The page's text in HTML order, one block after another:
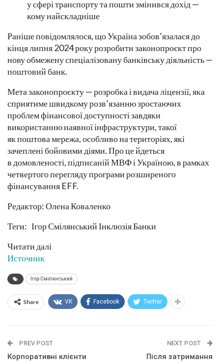
у сфері транспорту та пошти змінився дохід —
кому найскладніше
Раніше повідомлялося, що Україна зобов’язалася до
кінця липня 2024 року розробити законопроєкт про
нову обмежену спеціалізовану банківську діяльність —
поштовий банк.
Мета законопроєкту — розробка і видача ліцензії, яка
сприятиме швидкому розв’язанню зростаючих
проблем фінансової доступності завдяки
використанню наявної інфраструктури, такої
як поштова мережа, особливо на територіях, які
зачеплені бойовими діями. Про це йдеться
в домовленості, підписаній МВФ і Україною, в рамках
четвертого перегляду програми розширеного
фінансування EFF.
Редактор: Олена Коваленко
Теги: Ігор Смілянський Інклюзія Банки
Читати далі
Источник
Ігор Смілянський
Share VK Facebook Twitter
PREV POST
Корпоративні клієнти
NEXT POST
Після затримання